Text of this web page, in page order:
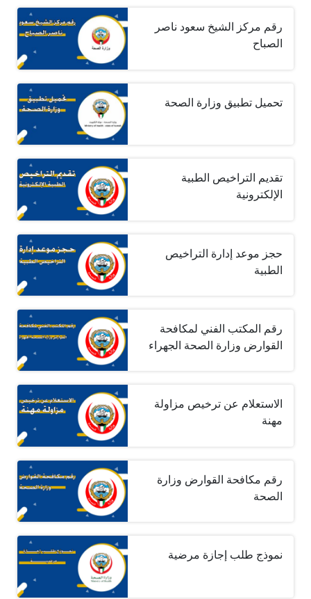
رقم مركز الشيخ سعود ناصر
الصباح
تحميل تطبيق وزارة الصحة
تقديم التراخيص الطبية
الإلكترونية
حجز موعد إدارة التراخيص
الطبية
رقم المكتب الفني لمكافحة
القوارض وزارة الصحة الجهراء
الاستعلام عن ترخيص مزاولة
مهنة
رقم مكافحة القوارض وزارة
الصحة
نموذج طلب إجازة مرضية